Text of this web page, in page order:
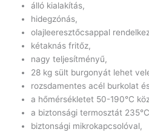
álló kialakítás,
hidegzónás,
olajleeresztőcsappal
kétaknás fritőz,
nagy teljesítményű,
28 kg sült burgonyát lehet
rozsdamentes acél burkolat
a hőmérsékletet 50-190°C
a biztonsági termosztát
biztonsági mikrokapcsolóval,